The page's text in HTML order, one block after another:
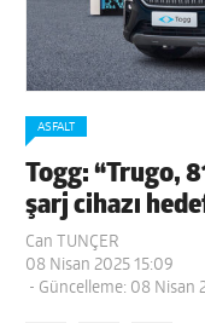
ASFALT
Togg: “Trugo,
şarj cihazı
Can TUNÇER
08 Nisan 2025 15:09
- Güncelleme: 08 Nisan